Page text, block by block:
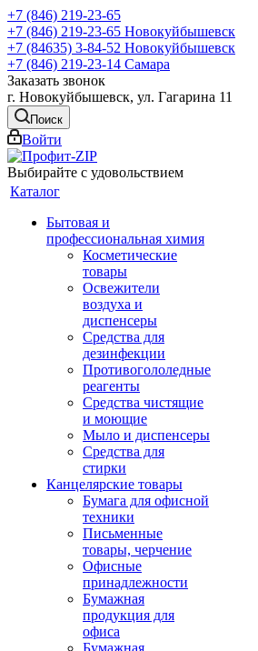
+7 (846) 219-23-65
+7 (846) 219-23-65 Новокуйбышевск
+7 (84635) 3-84-52 Новокуйбышевск
+7 (846) 219-23-14 Самара
Заказать звонок
г. Новокуйбышевск, ул. Гагарина 11
Поиск
Войти
Выбирайте с удовольствием
Каталог
Бытовая и
профессиональная химия
Косметические
товары
Освежители
воздуха и
диспенсеры
Средства для
дезинфекции
Противогололедные
реагенты
Средства чистящие
и моющие
Мыло и диспенсеры
Средства для
стирки
Канцелярские товары
Бумага для офисной
техники
Письменные
товары, черчение
Офисные
принадлежности
Бумажная
продукция для
офиса
Бумажная